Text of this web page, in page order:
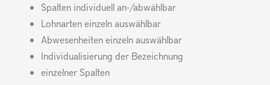
Spalten individuell an-/abwählbar
Lohnarten einzeln auswählbar
Abwesenheiten einzeln auswählbar
Individualisierung der Bezeichnung
einzelner Spalten